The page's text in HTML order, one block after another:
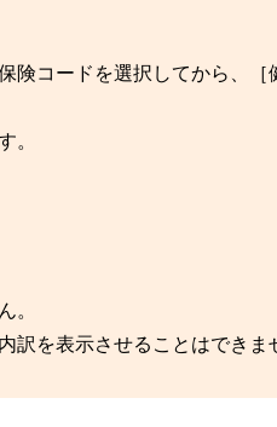
コードを選択してから、［
。
。
を表示させることはできま